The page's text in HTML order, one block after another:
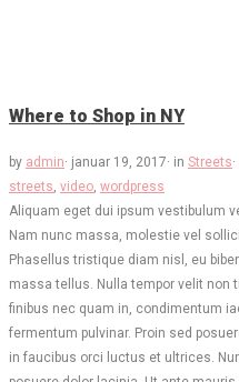
Where to Shop in NY
by admin· januar 19, 2017· in Streets·
streets, video, wordpress
Aliquam eget dui ipsum vestibulum
Nam nunc massa, molestie vel
Phasellus tristique diam nisl, eu
massa tellus. Nulla tempor velit non
finibus nec quam in, condimentum
fermentum pulvinar. Proin sed
in faucibus orci luctus et ultrices.